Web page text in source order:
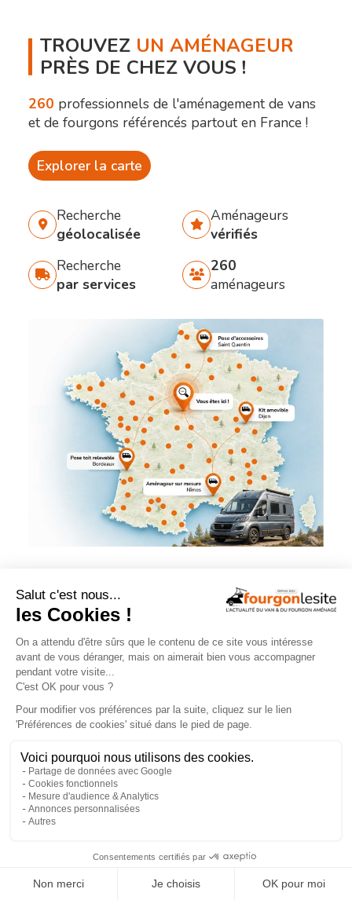
TROUVEZ UN AMÉNAGEUR
PRÈS DE CHEZ VOUS !
260 professionnels de l'aménagement de vans
et de fourgons référencés partout en France !
Explorer la carte
Recherche
géolocalisée
Aménageurs
vérifiés
Recherche
par services
260
aménageurs
NOS ÉVÉNEMENTS
En savoir +